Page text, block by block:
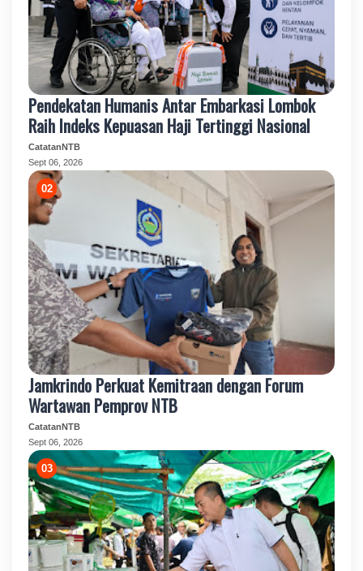
Pendekatan Humanis Antar Embarkasi Lombok
Raih Indeks Kepuasan Haji Tertinggi Nasional
CatatanNTB
Sept 06, 2026
Jamkrindo Perkuat Kemitraan dengan Forum
Wartawan Pemprov NTB
CatatanNTB
Sept 06, 2026